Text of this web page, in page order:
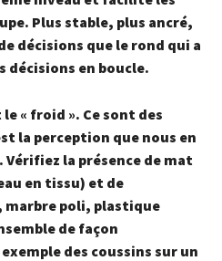
Plus stable, plus ancré,
décisions que le rond qui a
décisions en boucle.
le « froid ». Ce sont des
la perception que nous en
la présence de mat
en tissu) et de
poli, plastique
de façon
des coussins sur un